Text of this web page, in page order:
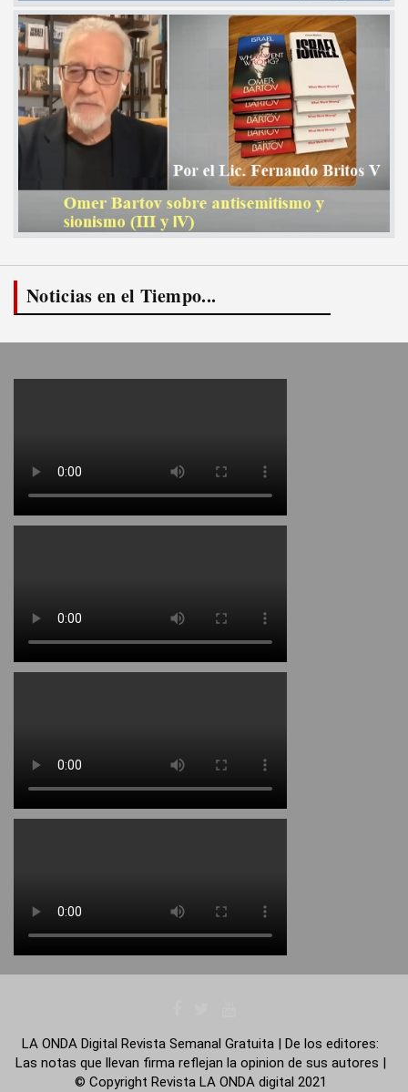
Noticias en el Tiempo...
LA ONDA Digital Revista Semanal Gratuita | De los editores:
Las notas que llevan firma reflejan la opinion de sus autores |
© Copyright Revista LA ONDA digital 2021